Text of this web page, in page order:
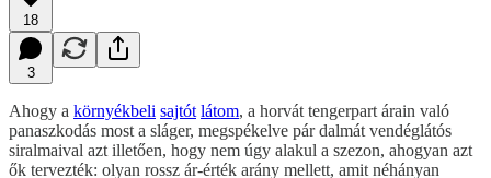
18
3
Ahogy a környékbeli sajtót látom, a horvát tengerpart árain való
panaszkodás most a sláger, megspékelve pár dalmát vendéglátós
siralmaival azt illetően, hogy nem úgy alakul a szezon, ahogyan azt
ők tervezték: olyan rossz ár-érték arány mellett, amit néhányan